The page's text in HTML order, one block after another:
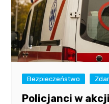
Bezpieczeństwo
Policjanci w